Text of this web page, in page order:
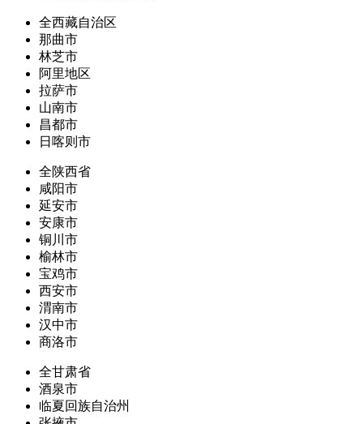
全西藏自治区
那曲市
林芝市
阿里地区
拉萨市
山南市
昌都市
日喀则市
全陕西省
咸阳市
延安市
安康市
铜川市
榆林市
宝鸡市
西安市
渭南市
汉中市
商洛市
全甘肃省
酒泉市
临夏回族自治州